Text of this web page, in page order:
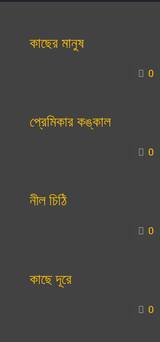
কাছের মানুষ
0
প্রেমিকার কঙ্কাল
0
নীল চিঠি
0
কাছে দূরে
0